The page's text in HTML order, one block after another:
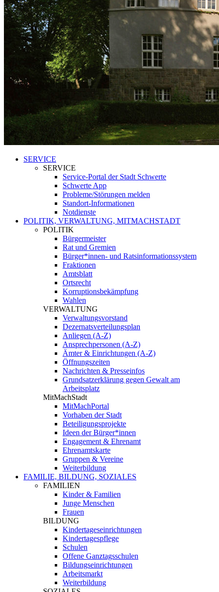
SERVICE
SERVICE
Service-Portal der Stadt Schwerte
Schwerte App
Probleme/Störungen melden
Standort-Informationen
Notdienste
POLITIK, VERWALTUNG, MITMACHSTADT
POLITIK
Bürgermeister
Rat und Gremien
Bürger*innen- und Ratsinformationssystem
Fraktionen
Amtsblatt
Ortsrecht
Korruptionsbekämpfung
Wahlen
VERWALTUNG
Verwaltungsvorstand
Dezernatsverteilungsplan
Anliegen (A-Z)
Ansprechpersonen (A-Z)
Ämter & Einrichtungen (A-Z)
Öffnungszeiten
Nachrichten & Presseinfos
Grundsatzerklärung gegen Gewalt am
Arbeitsplatz
MitMachStadt
MitMachPortal
Vorhaben der Stadt
Beteiligungsprojekte
Ideen der Bürger*innen
Engagement & Ehrenamt
Ehrenamtskarte
Gruppen & Vereine
Weiterbildung
FAMILIE, BILDUNG, SOZIALES
FAMILIEN
Kinder & Familien
Junge Menschen
Frauen
BILDUNG
Kindertageseinrichtungen
Kindertagespflege
Schulen
Offene Ganztagsschulen
Bildungseinrichtungen
Arbeitsmarkt
Weiterbildung